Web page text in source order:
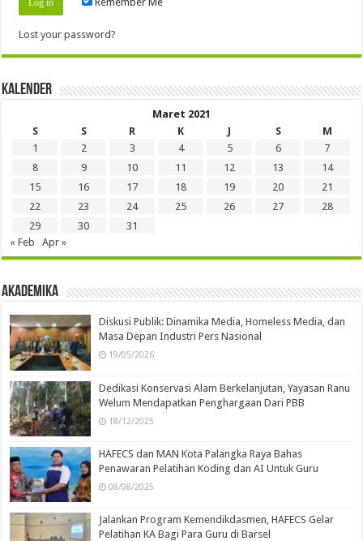
Lost your password?
Kalender
Maret 2021
S
S R K J S
M
1
2 3 4 5 6
7
8
9 10 11 12 13
14
15
16 17 18 19 20
21
22
23 24 25 26 27
28
29
30
31
« Feb
Apr »
Akademika
Diskusi Publik: Dinamika Media, Homeless Media, dan
Masa Depan Industri Pers Nasional
19/05/2026
Dedikasi Konservasi Alam Berkelanjutan, Yayasan Ranu
Welum Mendapatkan Penghargaan Dari PBB
18/12/2025
HAFECS dan MAN Kota Palangka Raya Bahas
Penawaran Pelatihan Koding dan AI Untuk Guru
08/08/2025
Jalankan Program Kemendikdasmen, HAFECS Gelar
Pelatihan KA Bagi Para Guru di Barsel